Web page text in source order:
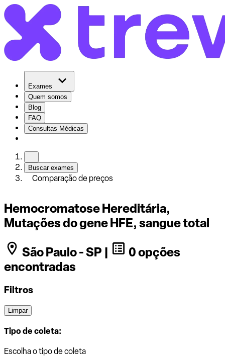
Exames
Quem somos
Blog
FAQ
Consultas Médicas
Buscar exames
Comparação de preços
Hemocromatose Hereditária,
Mutações do gene HFE, sangue total
São Paulo - SP |
0 opções
encontradas
Filtros
Limpar
Tipo de coleta:
Escolha o tipo de coleta